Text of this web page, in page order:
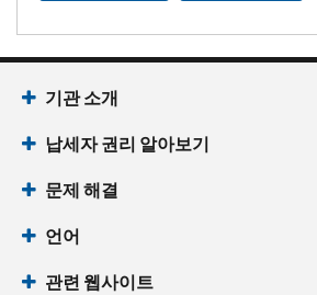
기관 소개
납세자 권리 알아보기
문제 해결
언어
관련 웹사이트